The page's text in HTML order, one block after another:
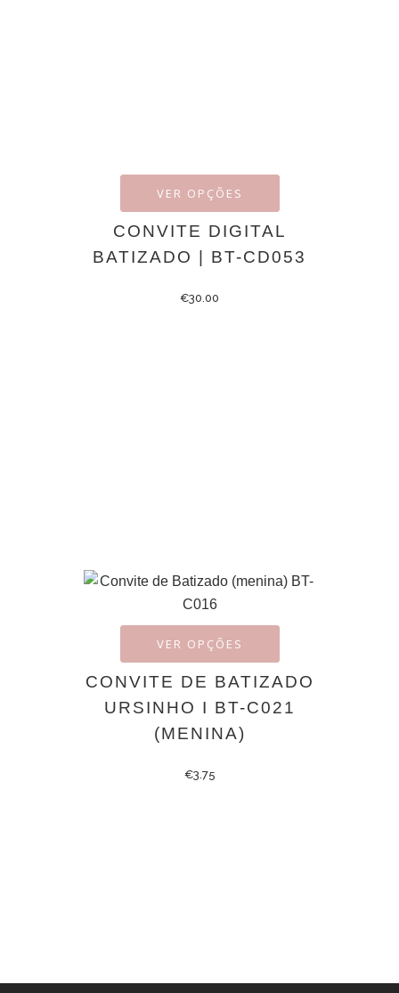
VER OPÇÕES
CONVITE DIGITAL
BATIZADO | BT-CD053
€30.00
VER OPÇÕES
CONVITE DE BATIZADO
URSINHO I BT-C021
(MENINA)
€3.75